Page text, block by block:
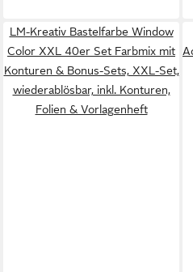
LM-Kreativ Bastelfarbe Window
Color XXL 40er Set Farbmix mit
Konturen & Bonus-Sets, XXL-Set,
wiederablösbar, inkl. Konturen,
Folien & Vorlagenheft